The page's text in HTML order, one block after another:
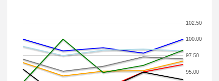
95.00
97.50
100.00
102.50